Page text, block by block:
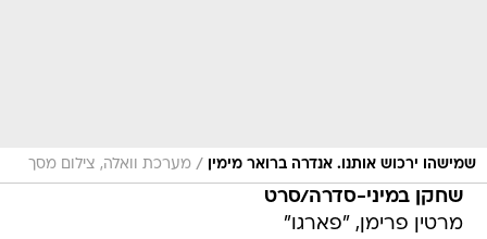
שמישהו ירכוש אותנו. אנדרה ברואר מימין / מערכת וואלה, צילום מסך
שחקן במיני-סדרה/סרט
מרטין פרימן, "פארגו"